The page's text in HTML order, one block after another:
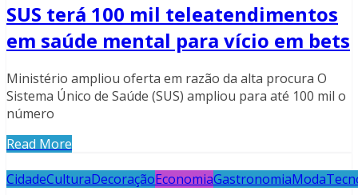
SUS terá 100 mil teleatendimentos
em saúde mental para vício em bets
Ministério ampliou oferta em razão da alta procura O
Sistema Único de Saúde (SUS) ampliou para até 100 mil o
número
Read More
CidadeCulturaDecoraçãoEconomiaGastronomiaModa